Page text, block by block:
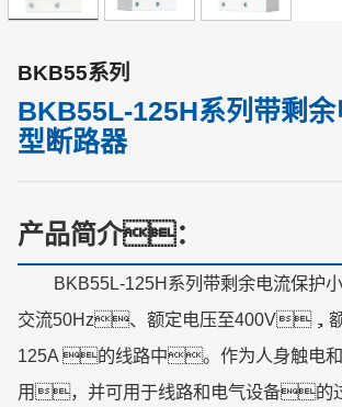
BKB55系列
BKB55L-125H系列带剩
型断路器
产品简介：
BKB55L-125H系列带剩余电流保护
交流50Hz、额定电压至400V，
125A 的线路中。作为人身触电和
用，并可用于线路和电气设备的